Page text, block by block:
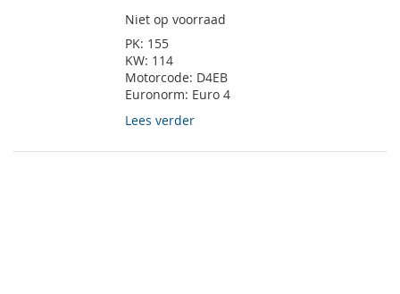
Niet op voorraad
PK: 155
KW: 114
Motorcode: D4EB
Euronorm: Euro 4
Lees verder